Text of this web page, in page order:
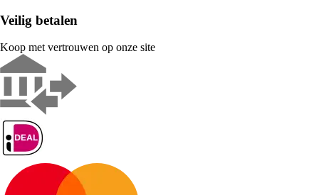
Veilig betalen
Koop met vertrouwen op onze site